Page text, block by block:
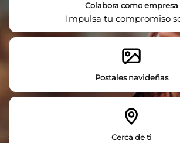
Colabora como empresa
Impulsa tu compromiso
Postales navideñas
Cerca de ti